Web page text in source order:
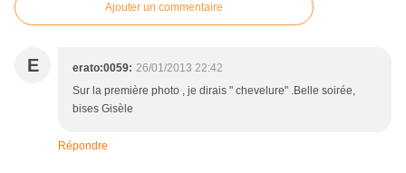
Ajouter un commentaire
E erato:0059: 26/01/2013 22:42
Sur la première photo , je dirais " chevelure" .Belle soirée,
bises Gisèle
Répondre